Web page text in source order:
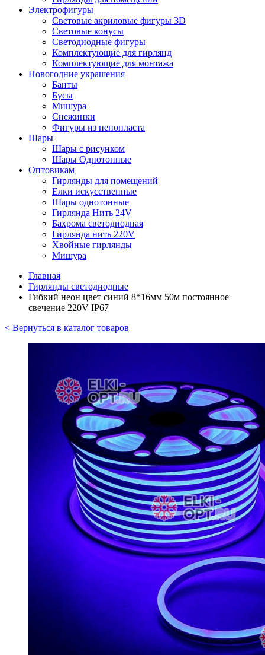
Электрофигуры
Световые акриловые фигуры 3D
Световые конусы
Светодиодные фигуры
Комплектующие для гирлянд
Комплектующие для монтажа
Новогодние украшения
Банты
Бусы
Мишура
Снежинки
Фигуры из пенопласта
Шары
Шары с рисунком
Шары Однотонные
Оптовикам
Гирлянды для помещений
Елки искусственные
Шары однотонные
Гирлянда Нить 24V
Бахрома светодиодная
Гирлянда нить 220V
Хвойные гирлянды
Мишура
Главная
Гирлянды светодиодные
Гибкий неон цвет синий 8*16мм 50м постоянное
свечение 220V IP67
< Вернуться в каталог товаров